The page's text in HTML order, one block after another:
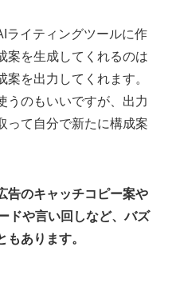
ライティングツールに作
案を生成してくれるのは
を出力してくれます。
うのもいいですが、出力
って自分で新たに構成案
告のキャッチコピー案や
ドや言い回しなど、バズ
あります。